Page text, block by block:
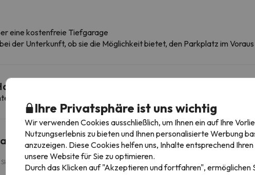
eine kostenfreie Tiefgarage
der Unterkunft, ob sie die Möglichkeit bietet, den Parkplatz im Voraus
nicht erlaubt.
gelegenen Skigebieten
Ihre Privatsphäre ist uns wichtig
Wir verwenden Cookies ausschließlich, um Ihnen ein auf Ihre
Nutzungserlebnis zu bieten und Ihnen personalisierte Werbung
anzuzeigen. Diese Cookies helfen uns, Inhalte entsprechend
unsere Website für Sie zu optimieren.
Durch das Klicken auf "Akzeptieren und fortfahren", ermöglichen